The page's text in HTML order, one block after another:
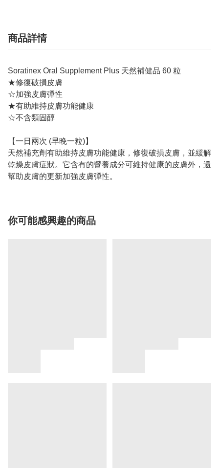
商品詳情
Soratinex Oral Supplement Plus 天然補健品 60 粒
★修復破損皮膚
☆加強皮膚彈性
★有助維持皮膚功能健康
☆不含類固醇
【一日兩次 (早晚一粒)】
天然補充劑有助維持皮膚功能健康，修復破損皮膚，並緩解
乾燥皮膚症狀。它含有的營養成分可維持健康的皮膚外，還
幫助皮膚的更新加強皮膚彈性。
你可能感興趣的商品